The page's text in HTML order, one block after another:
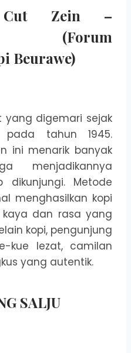
Zein –
(Forum
Beurawe)
digemari sejak
tahun 1945.
ini menarik banyak
menjadikannya
Metode
menghasilkan kopi
dan rasa yang
kopi, pengunjung
kue lezat, camilan
yang autentik.
SALJU